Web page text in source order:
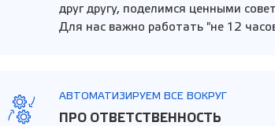
друг другу, поделимся ценными
Для нас важно работать "не 12
АВТОМАТИЗИРУЕМ ВСЕ ВОКРУГ
ПРО ОТВЕТСТВЕННОСТЬ